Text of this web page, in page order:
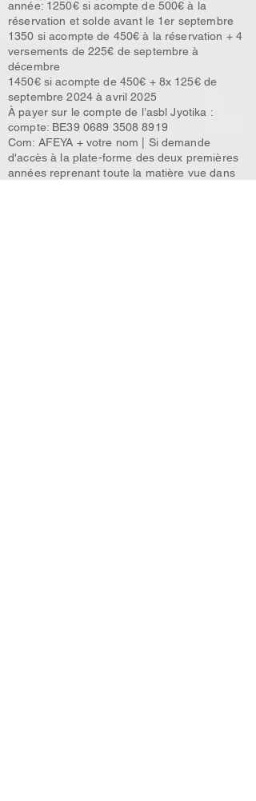
année: 1250€ si acompte de 500€ à la
réservation et solde avant le 1er septembre
1350 si acompte de 450€ à la réservation + 4
versements de 225€ de septembre à
décembre
1450€ si acompte de 450€ + 8x 125€ de
septembre 2024 à avril 2025
À payer sur le compte de l’asbl Jyotika :
compte: BE39 0689 3508 8919
Com: AFEYA + votre nom | Si demande
d'accès à la plate-forme des deux premières
années reprenant toute la matière vue dans